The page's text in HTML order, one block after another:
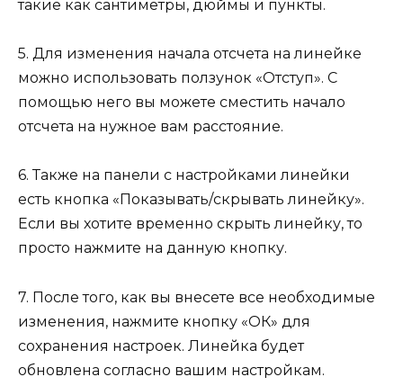
такие как сантиметры, дюймы и пункты.
5. Для изменения начала отсчета на линейке
можно использовать ползунок «Отступ». С
помощью него вы можете сместить начало
отсчета на нужное вам расстояние.
6. Также на панели с настройками линейки
есть кнопка «Показывать/скрывать линейку».
Если вы хотите временно скрыть линейку, то
просто нажмите на данную кнопку.
7. После того, как вы внесете все необходимые
изменения, нажмите кнопку «ОК» для
сохранения настроек. Линейка будет
обновлена согласно вашим настройкам.